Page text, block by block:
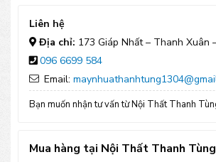
số
lượng
Liên hệ
Địa chỉ: 173 Giáp Nhất – Thanh Xuân
096 6699 584
Email:
Bạn muốn nhận tư vấn từ Nội Thất Thanh
Mua hàng tại Nội Thất Thanh Tùng